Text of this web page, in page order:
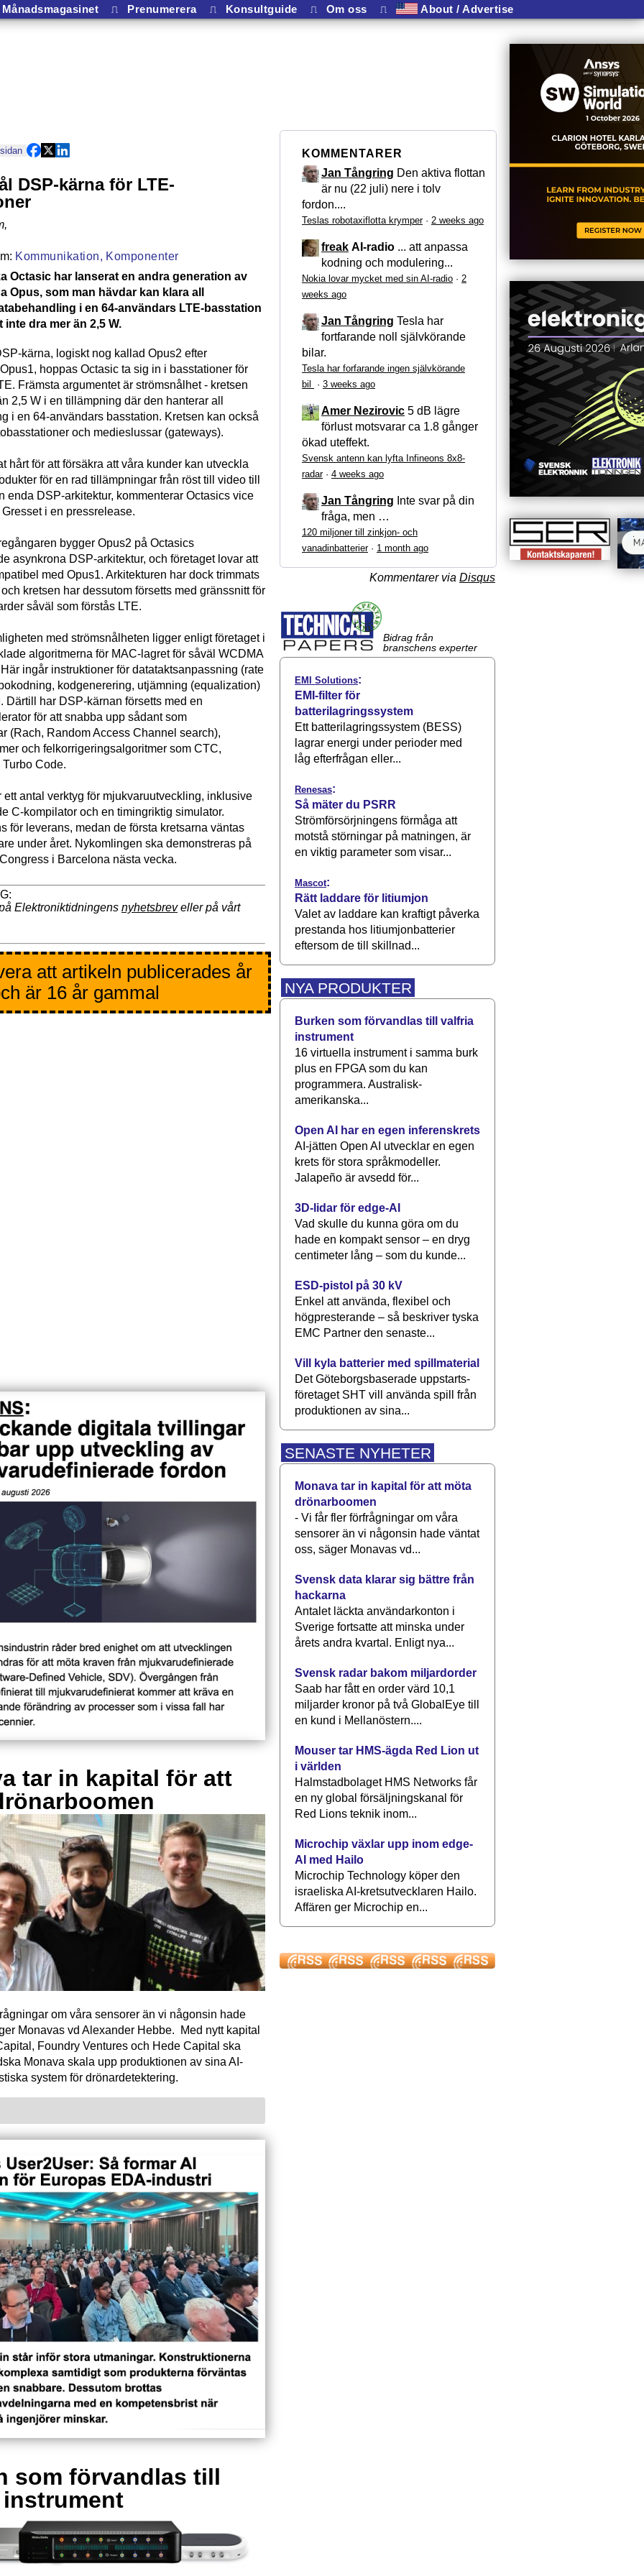
Månadsmagasinet ⎍ Prenumerera ⎍ Konsultguide ⎍ Om oss ⎍ About / Advertise
DSP-kärna för LTE-
,
Kommunikation, Komponenter
Octasic har lanserat en andra generation av
Opus, som man hävdar kan klara all
i en 64-användars LTE-basstation
dra mer än 2,5 W.
kärna, logiskt nog kallad Opus2 efter
hoppas Octasic ta sig in i basstationer för
Främsta argumentet är strömsnålhet - kretsen
2,5 W i en tillämpning där den hanterar all
i en 64-användars basstation. Kretsen kan också
och medieslussar (gateways).
hårt för att försäkra att våra kunder kan utveckla
för en rad tillämpningar från röst till video till
enda DSP-arkitektur, kommenterar Octasics vice
i en pressrelease.
bygger Opus2 på Octasics
asynkrona DSP-arkitektur, och företaget lovar att
med Opus1. Arkitekturen har dock trimmats
kretsen har dessutom försetts med gränssnitt för
såväl som förstås LTE.
med strömsnålheten ligger enligt företaget i
algoritmerna för MAC-lagret för såväl WCDMA
ingår instruktioner för datataktsanpassning (rate
kodgenerering, utjämning (equalization)
Därtill har DSP-kärnan försetts med en
för att snabba upp sådant som
(Rach, Random Access Channel search),
och felkorrigeringsalgoritmer som CTC,
Code.
ett antal verktyg för mjukvaruutveckling, inklusive
C-kompilator och en timingriktig simulator.
för leverans, medan de första kretsarna väntas
under året. Nykomlingen ska demonstreras på
i Barcelona nästa vecka.
Elektroniktidningens nyhetsbreveller på vårt
att artikeln publicerades år
är 16 år gammal
tar in kapital för att
om våra sensorer än vi någonsin hade
Monavas vd Alexander Hebbe. Med nytt kapital
Foundry Ventures och Hede Capital ska
Monava skala upp produktionen av sina AI-
system för drönardetektering.
som förvandlas till
KOMMENTARER
Jan Tångring Den aktiva flottan
är nu (22 juli) nere i tolv
fordon....
Teslas robotaxiflotta krymper· 2 weeks ago
freak AI-radio ... att anpassa
kodning och modulering...
Nokia lovar mycket med sin AI-radio · 2
weeks ago
Jan Tångring Tesla har
fortfarande noll självkörande
bilar.
Tesla har forfarande ingen självkörande
bil
· 3 weeks ago
Amer Nezirovic 5 dB lägre
förlust motsvarar ca 1.8 gånger
ökad uteffekt.
Svensk antenn kan lyfta Infineons 8x8-
radar· 4 weeks ago
Jan Tångring Inte svar på din
fråga, men …
120 miljoner till zinkjon- och
vanadinbatterier· 1 month ago
Kommentarer via Disqus
Bidrag från
branschens experter
EMI Solutions:
EMI-filter för
batterilagringssystem
Ett batterilagringssystem (BESS)
lagrar energi under perioder med
låg efterfrågan eller...
Renesas:
Så mäter du PSRR
Strömförsörjningens förmåga att
motstå störningar på matningen, är
en viktig parameter som visar...
Mascot:
Rätt laddare för litiumjon
Valet av laddare kan kraftigt påverka
prestanda hos litiumjonbatterier
eftersom de till skillnad...
NYA PRODUKTER
Burken som förvandlas till valfria
instrument
16 virtuella instrument i samma burk
plus en FPGA som du kan
programmera. Australisk-
amerikanska...
Open AI har en egen inferenskrets
AI-jätten Open AI utvecklar en egen
krets för stora språkmodeller.
Jalapeño är avsedd för...
3D-lidar för edge-AI
Vad skulle du kunna göra om du
hade en kompakt sensor – en dryg
centimeter lång – som du kunde...
ESD-pistol på 30 kV
Enkel att använda, flexibel och
högpresterande – så beskriver tyska
EMC Partner den senaste...
Vill kyla batterier med spillmaterial
Det Göteborgsbaserade upp­starts­
företaget SHT vill använda spill från
produktionen av sina...
SENASTE NYHETER
Monava tar in kapital för att möta
drönarboomen
- Vi får fler förfrågningar om våra
sensorer än vi någonsin hade väntat
oss, säger Monavas vd...
Svensk data klarar sig bättre från
hackarna
Antalet läckta användarkonton i
Sverige fortsatte att minska under
årets andra kvartal. Enligt nya...
Svensk radar bakom miljardorder
Saab har fått en order värd 10,1
miljarder kronor på två GlobalEye till
en kund i Mellanöstern....
Mouser tar HMS-ägda Red Lion ut
i världen
Halmstadbolaget HMS Networks får
en ny global försäljningskanal för
Red Lions teknik inom...
Microchip växlar upp inom edge-
AI med Hailo
Microchip Technology köper den
israeliska AI-kretsutvecklaren Hailo.
Affären ger Microchip en...